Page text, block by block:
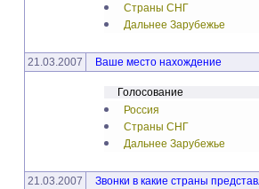
Страны СНГ
Дальнее Зарубежье
21.03.2007 Ваше место нахождение
Голосование
Россия
Страны СНГ
Дальнее Зарубежье
21.03.2007 Звонки в какие страны